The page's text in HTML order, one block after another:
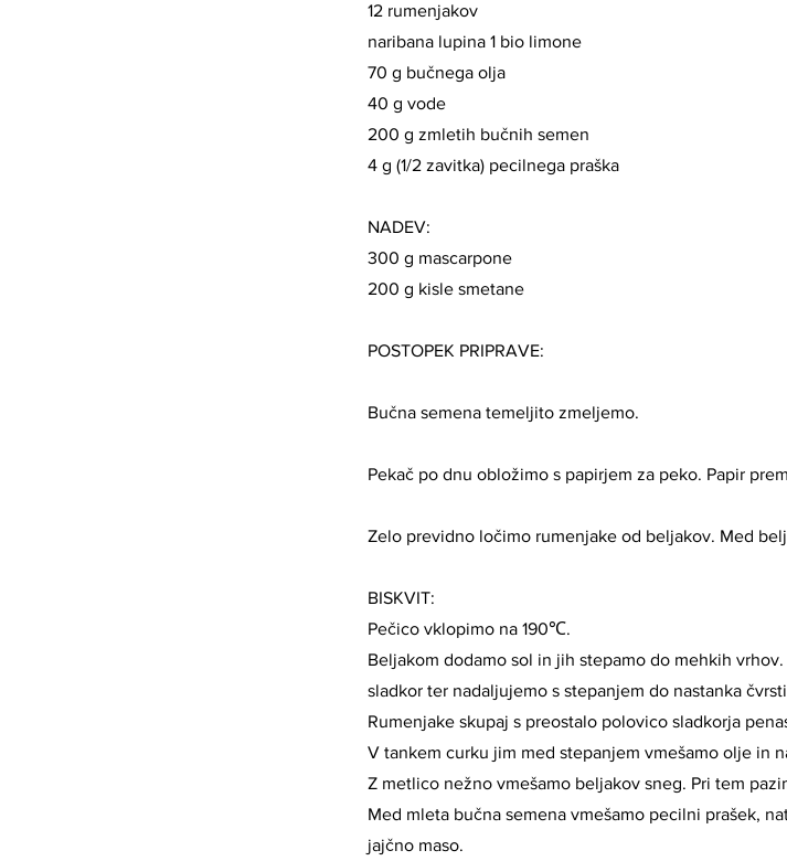
12 rumenjakov
naribana lupina 1 bio limone
70 g bučnega olja
40 g vode
200 g zmletih bučnih semen
4 g (1/2 zavitka) pecilnega praška
NADEV:
300 g mascarpone
200 g kisle smetane
POSTOPEK PRIPRAVE:
Bučna semena temeljito zmeljemo.
Pekač po dnu obložimo s papirjem za peko. Papir
Zelo previdno ločimo rumenjake od beljakov. Med
BISKVIT:
Pečico vklopimo na 190℃.
Beljakom dodamo sol in jih stepamo do mehkih
sladkor ter nadaljujemo s stepanjem do nastanka
Rumenjake skupaj s preostalo polovico sladkorja
V tankem curku jim med stepanjem vmešamo olje in
Z metlico nežno vmešamo beljakov sneg. Pri tem
Med mleta bučna semena vmešamo pecilni prašek,
jajčno maso.